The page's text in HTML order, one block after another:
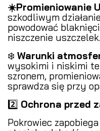
☀️Promieniowanie
szkodliwym
powodować
niszczenie uszczelek.
❄️ Warunki
wysokimi i niskimi
szronem,
sprawdza się przy
2️⃣ Ochrona przed
Pokrowiec